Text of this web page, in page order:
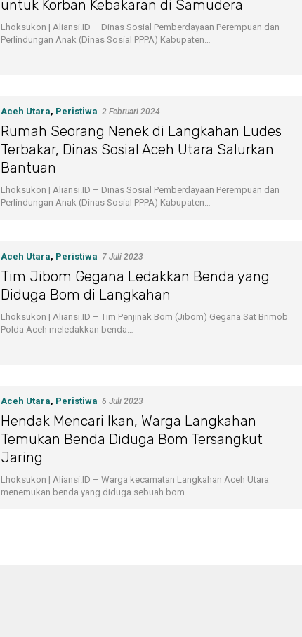
untuk Korban Kebakaran di Samudera
Lhoksukon | Aliansi.ID – Dinas Sosial Pemberdayaan Perempuan dan
Perlindungan Anak (Dinas Sosial PPPA) Kabupaten…
Aceh Utara, Peristiwa 2 Februari 2024
Rumah Seorang Nenek di Langkahan Ludes
Terbakar, Dinas Sosial Aceh Utara Salurkan
Bantuan
Lhoksukon | Aliansi.ID – Dinas Sosial Pemberdayaan Perempuan dan
Perlindungan Anak (Dinas Sosial PPPA) Kabupaten…
Aceh Utara, Peristiwa 7 Juli 2023
Tim Jibom Gegana Ledakkan Benda yang
Diduga Bom di Langkahan
Lhoksukon | Aliansi.ID – Tim Penjinak Bom (Jibom) Gegana Sat Brimob
Polda Aceh meledakkan benda…
Aceh Utara, Peristiwa 6 Juli 2023
Hendak Mencari Ikan, Warga Langkahan
Temukan Benda Diduga Bom Tersangkut
Jaring
Lhoksukon | Aliansi.ID – Warga kecamatan Langkahan Aceh Utara
menemukan benda yang diduga sebuah bom….